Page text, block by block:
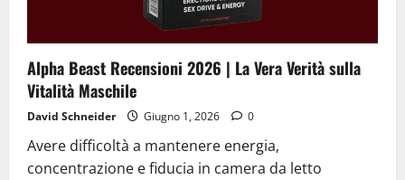
Alpha Beast Recensioni 2026 | La Vera Verità sulla
Vitalità Maschile
David Schneider Giugno 1, 2026 0
Avere difficoltà a mantenere energia,
concentrazione e fiducia in camera da letto